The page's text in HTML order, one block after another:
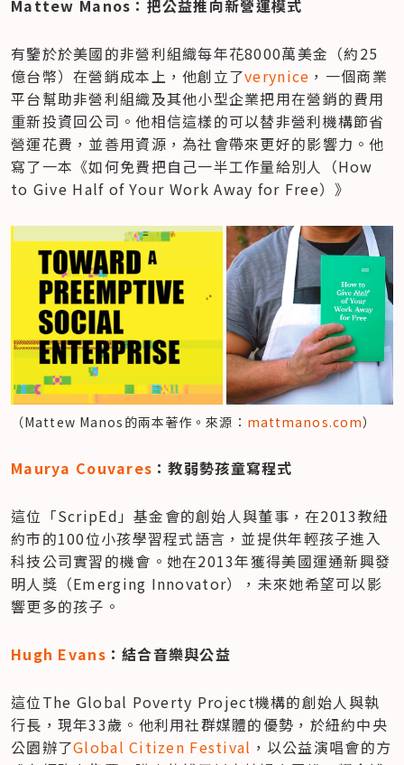
Mattew Manos：把公益推向新營運模式
有鑒於於美國的非營利組織每年花8000萬美金（約25
億台幣）在營銷成本上，他創立了verynice ，一個商業
平台幫助非營利組織及其他小型企業把用在營銷的費用
重新投資回公司。他相信這樣的可以替非營利機構節省
營運花費，並善用資源，為社會帶來更好的影響力。他
寫了一本《如何免費把自己一半工作量給別人（How
to Give Half of Your Work Away for Free）》
（Mattew Manos的兩本著作。來源： mattmanos.com）
Maurya Couvares ：教弱勢孩童寫程式
這位「ScripEd」基金會的創始人與董事，在2013教紐
約市的100位小孩學習程式語言，並提供年輕孩子進入
科技公司實習的機會。她在2013年獲得美國運通新興發
明人獎（Emerging Innovator），未來她希望可以影
響更多的孩子。
Hugh Evans ：結合音樂與公益
這位The Global Poverty Project機構的創始人與執
行長，現年33歲。他利用社群媒體的優勢，於紐約中央
公園辦了Global Citizen Festival ，以公益演唱會的方